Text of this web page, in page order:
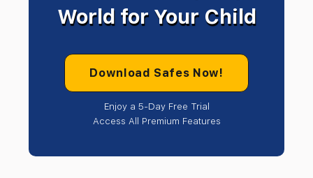
World for Your Child
Download Safes Now!
Enjoy a 5-Day Free Trial
Access All Premium Features